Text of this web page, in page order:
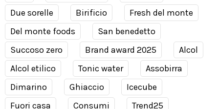
Due sorelle
Birificio
Fresh del monte
Del monte foods
San benedetto
Succoso zero
Brand award 2025
Alcol
Alcol etilico
Tonic water
Assobirra
Dimarino
Ghiaccio
Icecube
Fuori casa
Consumi
Trend25